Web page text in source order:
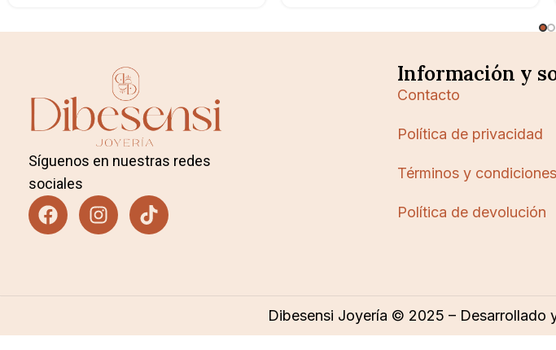
Síguenos en nuestras redes
sociales
Información y
Contacto
Política de privacidad
Términos y condiciones
Política de devolución
Dibesensi Joyería © 2025 – Desarrollado